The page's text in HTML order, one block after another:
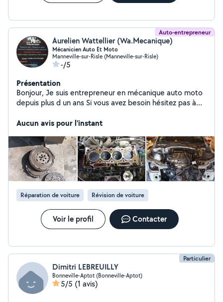
Auto-entrepreneur
Aurelien Wattellier (Wa.Mecanique)
Mécanicien Auto Et Moto
Manneville-sur-Risle (Manneville-sur-Risle)
-/5
Présentation
Bonjour, Je suis entrepreneur en mécanique auto moto
depuis plus d un ans Si vous avez besoin hésitez pas à
Aucun avis pour l'instant
Réparation de voiture Révision de voiture
Voir le profil Contacter
Particulier
Dimitri LEBREUILLY
Bonneville-Aptot (Bonneville-Aptot)
5/5 (1 avis)